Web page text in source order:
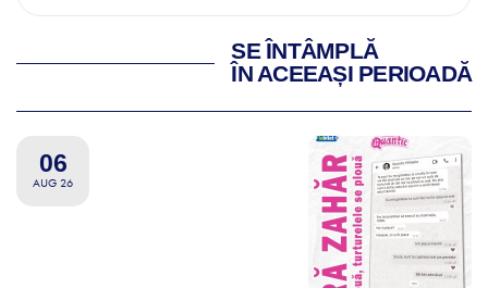
SE ÎNTÂMPLĂ
ÎN ACEEAȘI PERIOADĂ
06
AUG 26